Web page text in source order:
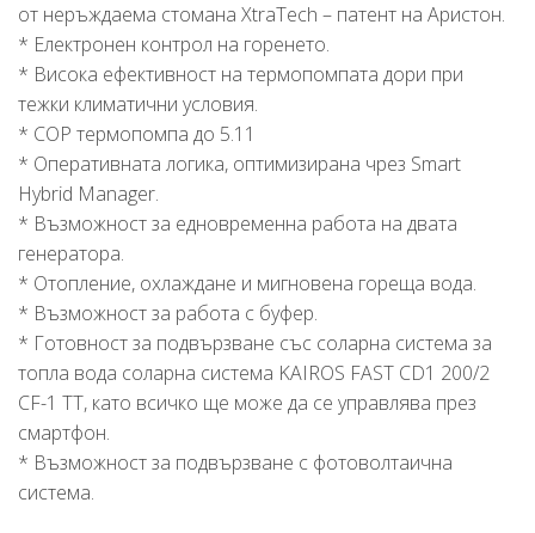
от неръждаема стомана XtraTech – патент на Аристон.
* Електронен контрол на горенето.
* Висока ефективност на термопомпата дори при
тежки климатични условия.
* COP термопомпа до 5.11
* Оперативната логика, оптимизирана чрез Smart
Hybrid Manager.
* Възможност за едновременна работа на двата
генератора.
* Отопление, охлаждане и мигновена гореща вода.
* Възможност за работа с буфер.
* Готовност за подвързване със соларна система за
топла вода соларна система KAIROS FAST CD1 200/2
CF-1 TT, като всичко ще може да се управлява през
смартфон.
* Възможност за подвързване с фотоволтаична
система.